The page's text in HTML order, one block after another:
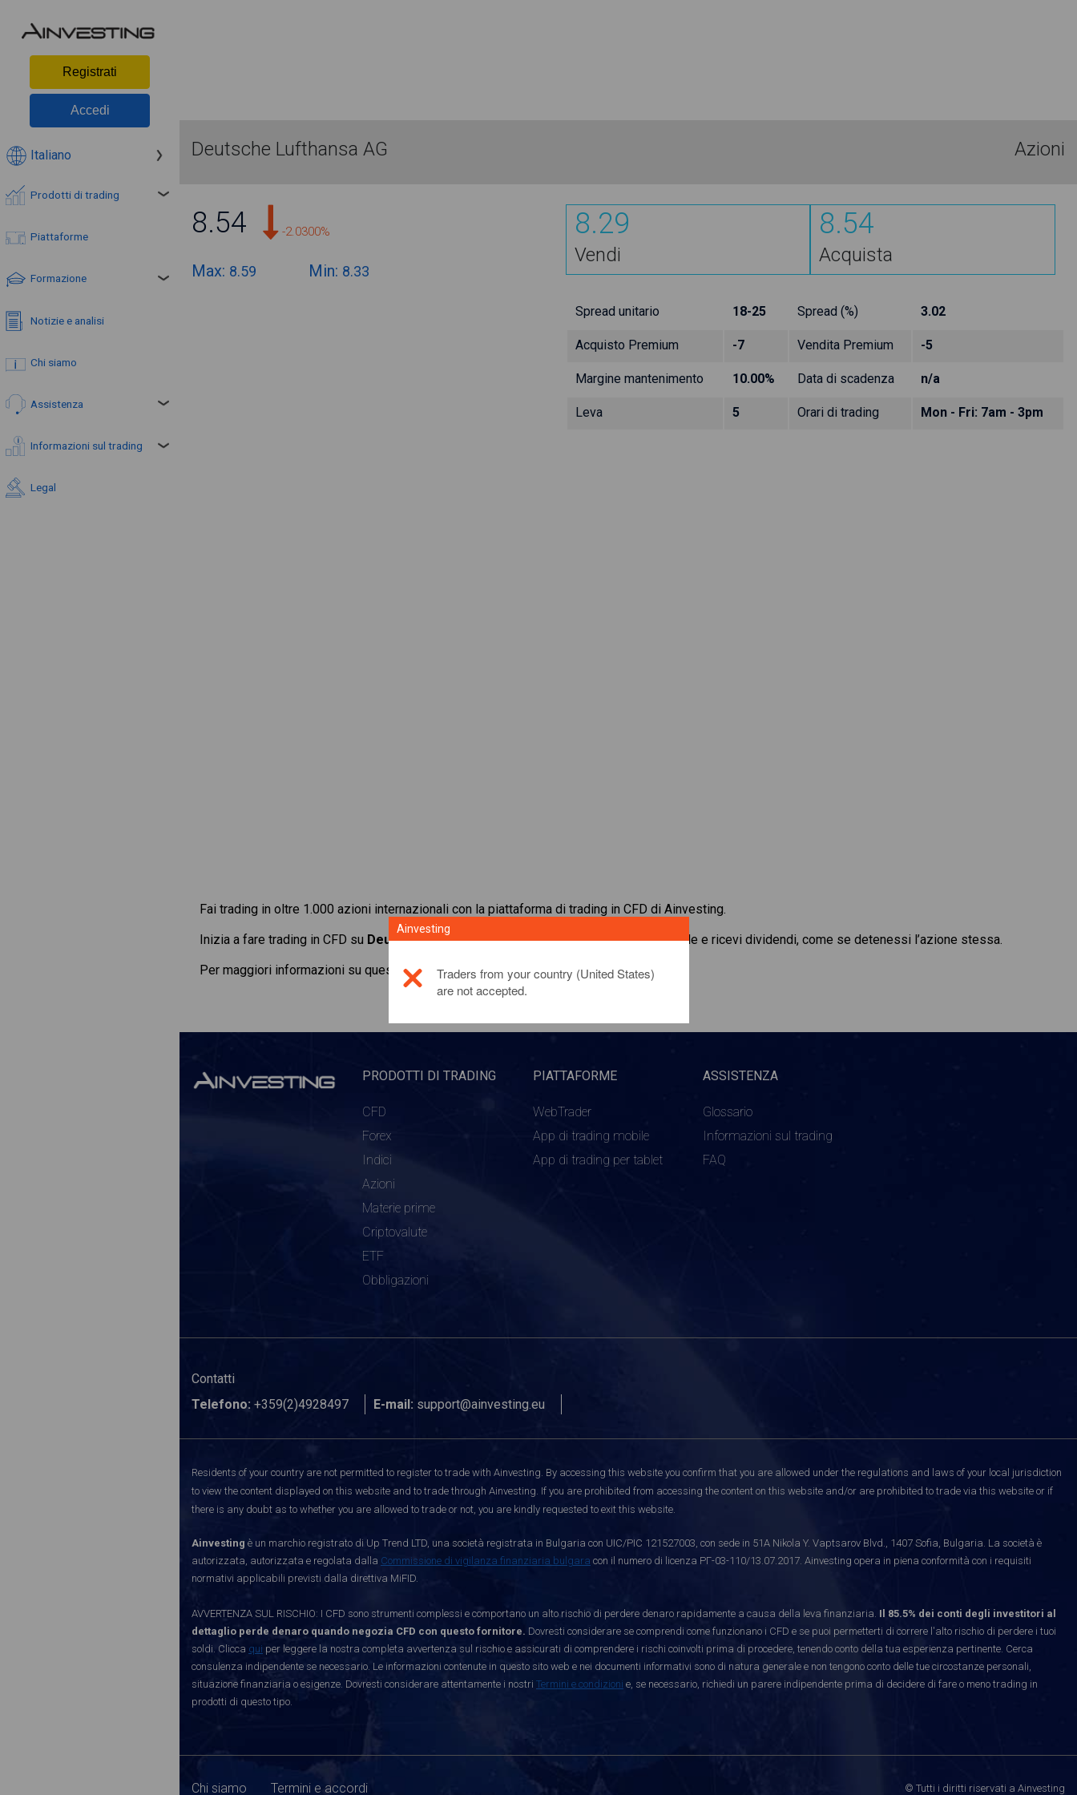
Registrati
Accedi
Italiano
Prodotti di trading
Piattaforme
Formazione
Notizie e analisi
Chi siamo
Assistenza
Informazioni sul trading
Legal
Deutsche Lufthansa AG Azioni
8.54 -2.0300%
Max: 8.59 Min: 8.33
8.29
Vendi
8.54
Acquista
Spread unitario 18-25 Spread (%) 3.02
Acquisto Premium -7 Vendita Premium -5
Margine mantenimento 10.00% Data di scadenza n/a
Leva 5 Orari di trading Mon - Fri: 7am - 3pm
Fai trading in oltre 1.000 azioni internazionali con la piattaforma di trading in CFD di Ainvesting.
Inizia a fare trading in CFD su Deutsche Lufthansa AG. Ottieni quotazioni in tempo reale e ricevi dividendi, come se detenessi l’azione stessa.
Per maggiori informazioni su questo prodotto di investimento,fai clic qui
PRODOTTI DI TRADING
CFD
Forex
Indici
Azioni
Materie prime
Criptovalute
ETF
Obbligazioni
PIATTAFORME
WebTrader
App di trading mobile
App di trading per tablet
ASSISTENZA
Glossario
Informazioni sul trading
FAQ
Contatti
Telefono: +359(2)4928497 E-mail: support@ainvesting.eu
Residents of your country are not permitted to register to trade with Ainvesting. By accessing this website you confirm that you are allowed under the regulations and laws of your local jurisdiction
to view the content displayed on this website and to trade through Ainvesting. If you are prohibited from accessing the content on this website and/or are prohibited to trade via this website or if
there is any doubt as to whether you are allowed to trade or not, you are kindly requested to exit this website.
Ainvesting è un marchio registrato di Up Trend LTD, una società registrata in Bulgaria con UIC/PIC 121527003, con sede in 51A Nikola Y. Vaptsarov Blvd., 1407 Sofia, Bulgaria. La società è
autorizzata, autorizzata e regolata dalla Commissione di vigilanza finanziaria bulgara con il numero di licenza РГ-03-110/13.07.2017. Ainvesting opera in piena conformità con i requisiti
normativi applicabili previsti dalla direttiva MiFID.
AVVERTENZA SUL RISCHIO: I CFD sono strumenti complessi e comportano un alto rischio di perdere denaro rapidamente a causa della leva finanziaria. Il 85.5% dei conti degli investitori al
dettaglio perde denaro quando negozia CFD con questo fornitore. Dovresti considerare se comprendi come funzionano i CFD e se puoi permetterti di correre l'alto rischio di perdere i tuoi
soldi. Clicca qui per leggere la nostra completa avvertenza sul rischio e assicurati di comprendere i rischi coinvolti prima di procedere, tenendo conto della tua esperienza pertinente. Cerca
consulenza indipendente se necessario. Le informazioni contenute in questo sito web e nei documenti informativi sono di natura generale e non tengono conto delle tue circostanze personali,
situazione finanziaria o esigenze. Dovresti considerare attentamente i nostri Termini e condizioni e, se necessario, richiedi un parere indipendente prima di decidere di fare o meno trading in
prodotti di questo tipo.
Chi siamo Termini e accordi © Tutti i diritti riservati a Ainvesting
Ainvesting
Traders from your country (United States)
are not accepted.